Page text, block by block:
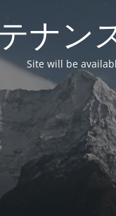
ナン
Site will be